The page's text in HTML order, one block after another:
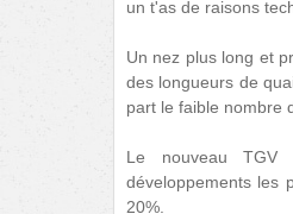
un t'as de raisons
Un nez plus long et
des longueurs de
part le faible nombre
Le nouveau
développements les
20%.